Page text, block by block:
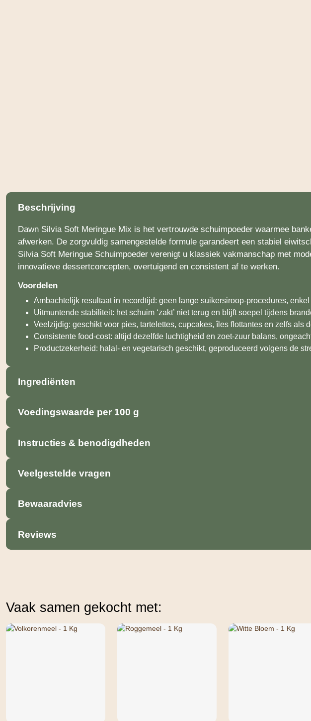
Beschrijving
Dawn Silvia Soft Meringue Mix is het vertrouwde schuimpoeder waarmee
afwerken. De zorgvuldig samengestelde formule garandeert een stabiel
Silvia Soft Meringue Schuimpoeder verenigt u klassiek vakmanschap met
innovatieve dessert­concepten, overtuigend en consistent af te werken.
Voordelen
Ambachtelijk resultaat in recordtijd: geen lange suikersiroop-procedures,
Uitmuntende stabiliteit: het schuim ‘zakt’ niet terug en blijft soepel tijdens
Veelzijdig: geschikt voor pies, tartelettes, cupcakes, îles flottantes en zelfs als
Consistente food-cost: altijd dezelfde luchtigheid en zoet-zuur balans,
Productzekerheid: halal- en vegetarisch geschikt, geproduceerd volgens de
Ingrediënten
Voedingswaarde per 100 g
Instructies & benodigdheden
Veelgestelde vragen
Bewaaradvies
Reviews
Vaak samen gekocht met: